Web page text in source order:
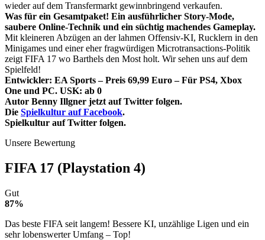
wieder auf dem Transfermarkt gewinnbringend verkaufen.
Was für ein Gesamtpaket! Ein ausführlicher Story-Mode,
saubere Online-Technik und ein süchtig machendes Gameplay.
Mit kleineren Abzügen an der lahmen Offensiv-KI, Rucklern in den
Minigames und einer eher fragwürdigen Microtransactions-Politik
zeigt FIFA 17 wo Barthels den Most holt. Wir sehen uns auf dem
Spielfeld!
Entwickler: EA Sports – Preis 69,99 Euro – Für PS4, Xbox
One und PC. USK: ab 0
Autor Benny Illgner jetzt auf Twitter folgen.
Die Spielkultur auf Facebook.
Spielkultur auf Twitter folgen.
Unsere Bewertung
FIFA 17 (Playstation 4)
Gut
87%
Das beste FIFA seit langem! Bessere KI, unzählige Ligen und ein
sehr lobenswerter Umfang – Top!